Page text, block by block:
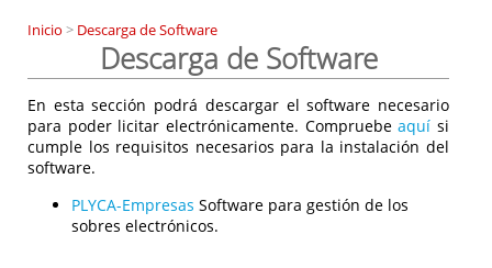
Inicio > Descarga de Software
Descarga de Software
En esta sección podrá descargar el software necesario
para poder licitar electrónicamente. Compruebeaquí si
cumple los requisitos necesarios para la instalación del
software.
PLYCA-Empresas Software para gestión de los
sobres electrónicos.